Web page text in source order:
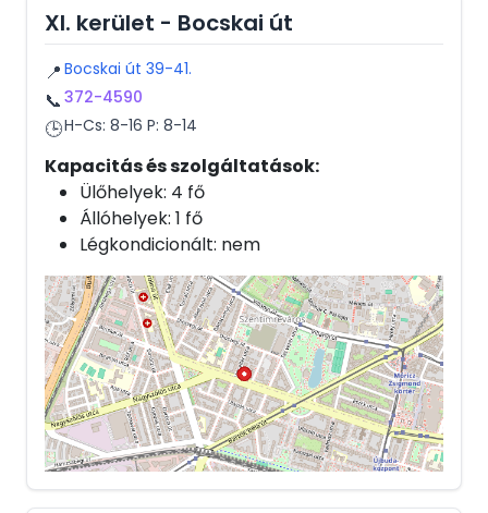
XI. kerület - Bocskai út
📍 Bocskai út 39-41.
📞 372-4590
🕒H-Cs: 8-16 P: 8-14
Kapacitás és szolgáltatások:
Ülőhelyek: 4 fő
Állóhelyek: 1 fő
Légkondicionált: nem